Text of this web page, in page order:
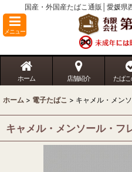
国産・外国産たばこ通販│愛媛県
メニュー
ホーム 店舗紹介 たば
ホーム > 電子たばこ > キャメル・メン
キャメル・メンソール・フ